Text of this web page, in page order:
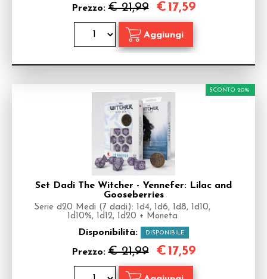
Prezzo:€ 21,99 €17,59
Set Dadi The Witcher - Yennefer: Lilac and
Gooseberries
Serie d20 Medi (7 dadi): 1d4, 1d6, 1d8, 1d10,
1d10%, 1d12, 1d20 + Moneta
Disponibilità: DISPONIBILE
Prezzo:€ 21,99
SCONTO 20%
€17,59